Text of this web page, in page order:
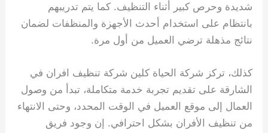
شديدة وحرص كبير أثناء التنظيف. كما يتم تدريبهم
بانتظام على استخدام أحدث الأجهزة والمنظفات لضمان
نتائج مذهلة ترضي العميل من أول مرة.
كذلك، تركز شركة الحياة كلين شركة تنظيف افران في
الشارقة على تقديم تجربة خدمة متكاملة، تبدأ من وصول
العمال إلى موقع العميل في الوقت المحدد، وحتى الانتهاء
من تنظيف الأفران بشكل احترافي. إن وجود فريق